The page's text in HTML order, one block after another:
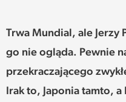
SŁOWO
FELIETONY
TEKSTY Z MIESIĘCZNIKA
Trwa Mundial, ale Jerzy
go nie ogląda. Pewnie
przekraczającego
Irak to, Japonia tamto,